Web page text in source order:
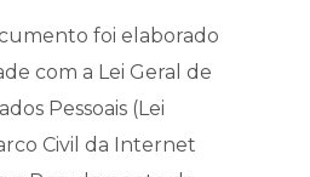
foi elaborado
com a Lei Geral de
Pessoais (Lei
Civil da Internet